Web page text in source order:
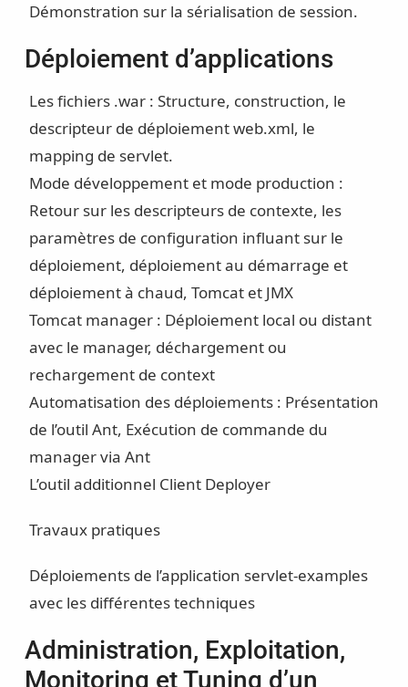
Démonstration sur la sérialisation de session.
Déploiement d’applications
Les fichiers .war : Structure, construction, le
descripteur de déploiement web.xml, le
mapping de servlet.
Mode développement et mode production :
Retour sur les descripteurs de contexte, les
paramètres de configuration influant sur le
déploiement, déploiement au démarrage et
déploiement à chaud, Tomcat et JMX
Tomcat manager : Déploiement local ou distant
avec le manager, déchargement ou
rechargement de context
Automatisation des déploiements : Présentation
de l’outil Ant, Exécution de commande du
manager via Ant
L’outil additionnel Client Deployer
Travaux pratiques
Déploiements de l’application servlet-examples
avec les différentes techniques
Administration, Exploitation,
Monitoring et Tuning d’un